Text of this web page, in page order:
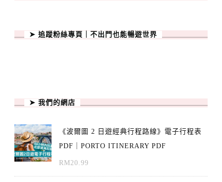
➤ 追蹤粉絲專頁｜不出門也能暢遊世界
➤ 我們的網店
《波爾圖 2 日遊經典行程路線》電子行程表
PDF｜PORTO ITINERARY PDF
RM20.99